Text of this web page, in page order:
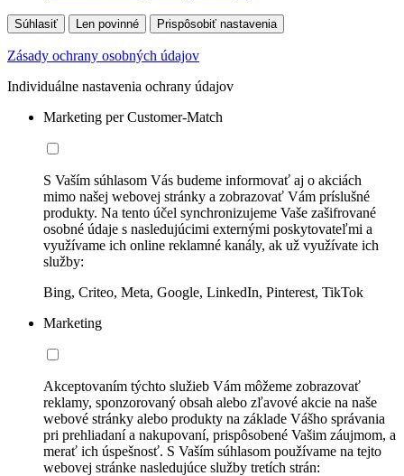
Súhlasiť Len povinné Prispôsobiť nastavenia
Zásady ochrany osobných údajov
Individuálne nastavenia ochrany údajov
Marketing per Customer-Match
S Vaším súhlasom Vás budeme informovať aj o akciách
mimo našej webovej stránky a zobrazovať Vám príslušné
produkty. Na tento účel synchronizujeme Vaše zašifrované
osobné údaje s nasledujúcimi externými poskytovateľmi a
využívame ich online reklamné kanály, ak už využívate ich
služby:
Bing, Criteo, Meta, Google, LinkedIn, Pinterest, TikTok
Marketing
Akceptovaním týchto služieb Vám môžeme zobrazovať
reklamy, sponzorovaný obsah alebo zľavové akcie na naše
webové stránky alebo produkty na základe Vášho správania
pri prehliadaní a nakupovaní, prispôsobené Vašim záujmom, a
merať ich úspešnosť. S Vaším súhlasom používame na tejto
webovej stránke nasledujúce služby tretích strán: